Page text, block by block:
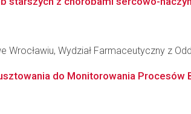
Wydział Farmaceutyczny z
do Monitorowania